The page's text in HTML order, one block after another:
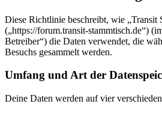
Diese Richtlinie beschreibt, wie „Transit
(„https://forum.transit-stammtisch.de“)
Betreiber“) die Daten verwendet, die
Besuchs gesammelt werden.
Umfang und Art der
Deine Daten werden auf vier